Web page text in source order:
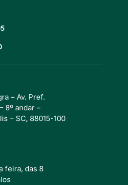
– Av. Pref.
8º andar –
– SC, 88015-100
feira, das 8